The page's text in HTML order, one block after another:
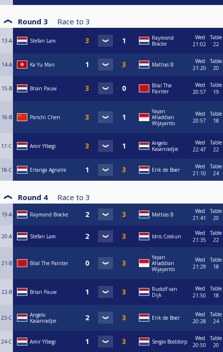
Round 3 Race to 3
13-A Stefan Lam
Raymond
Bracke
Wed
21:02
Table
22
14-A Ka Yu Man Mattias B
Wed
21:20
Table
20
15-B Brian Pauw
Bilal The
Painter
Wed
20:57
Table
19
16-B Panchi Chen
Yayan
Ahaddian
Wijayanto
Wed
20:57
Table
18
17-C Amir Ylbegi
Angelo
Kasanradjie
Wed
22:47
Table
22
18-C Erlanga Agnalre Erik de Boer
Wed
21:10
Table
24
Round 4 Race to 3
19-A Raymond Bracke Mattias B
Wed
21:41
Table
20
20-A Stefan Lam Idris Coskun
Wed
21:35
Table
22
21-B Bilal The Painter
Yayan
Ahaddian
Wijayanto
Wed
21:29
Table
18
22-B Brian Pauw
Rudolf van
Dijk
Wed
21:50
Table
18
23-C
Angelo
Kasanradjie
Erik de Boer
Wed
20:28
Table
24
24-C Amir Ylbegi Sergio Bostdorp
Wed
20:50
Table
20